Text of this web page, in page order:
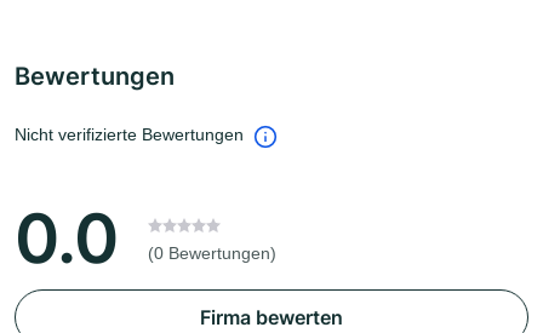
Bewertungen
Nicht verifizierte Bewertungen
0.0 (0 Bewertungen)
Firma bewerten